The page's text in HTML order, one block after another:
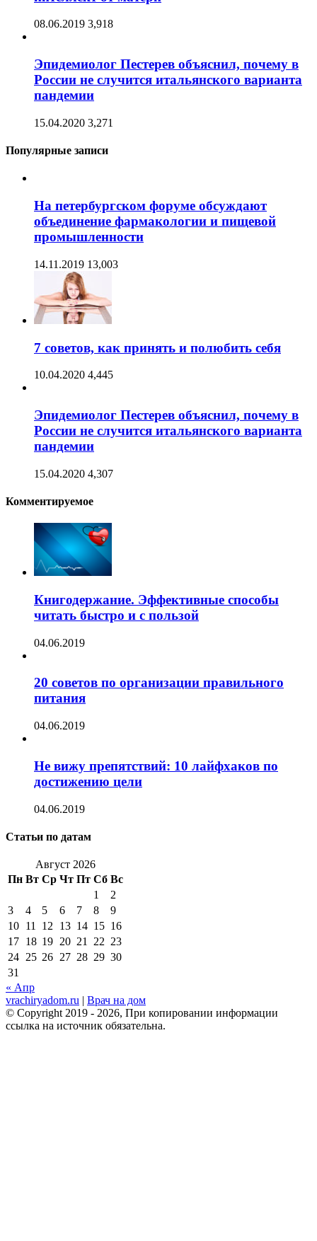
08.06.2019 3,918
Эпидемиолог Пестерев объяснил, почему в
России не случится итальянского варианта
пандемии
15.04.2020 3,271
Популярные записи
На петербургском форуме обсуждают
объединение фармакологии и пищевой
промышленности
14.11.2019 13,003
7 советов, как принять и полюбить себя
10.04.2020 4,445
Эпидемиолог Пестерев объяснил, почему в
России не случится итальянского варианта
пандемии
15.04.2020 4,307
Комментируемое
Книгодержание. Эффективные способы
читать быстро и с пользой
04.06.2019
20 советов по организации правильного
питания
04.06.2019
Не вижу препятствий: 10 лайфхаков по
достижению цели
04.06.2019
Статьи по датам
Август 2026
Пн Вт Ср Чт Пт Сб Вс
1
2
3
4 5 6 7 8
9
10 11 12 13 14 15 16
17 18 19 20 21 22 23
24 25 26 27 28 29 30
31
« Апр
vrachiryadom.ru | Врач на дом
© Copyright 2019 - 2026, При копировании информации
ссылка на источник обязательна.